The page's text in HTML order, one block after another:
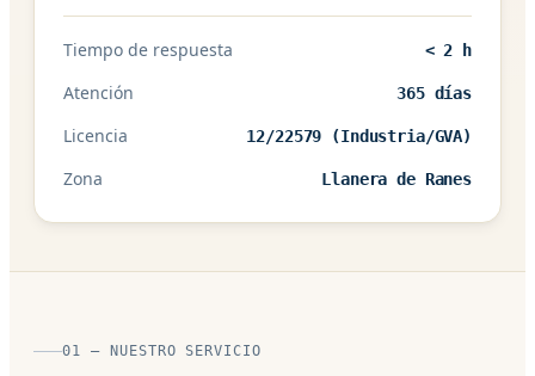
Tiempo de respuesta < 2 h
Atención 365 días
Licencia 12/22579 (Industria/GVA)
Zona Llanera de Ranes
01 — NUESTRO SERVICIO